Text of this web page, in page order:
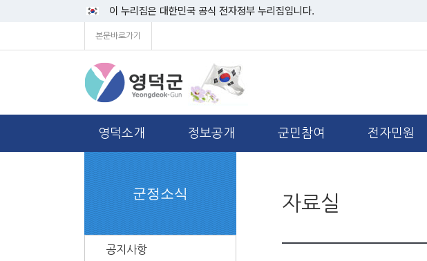
이 누리집은 대한민국 공식 전자정부 누리집입니다.
본문바로가기
영덕소개 정보공개 군민참여 전자민원
자료실
군정소식
공지사항